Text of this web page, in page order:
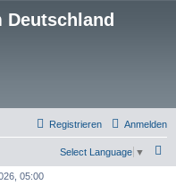
Anmelden
Registrieren
Select Language ▼
05:00